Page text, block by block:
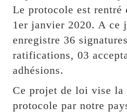
Le protocole est rentré
1er janvier 2020. A ce
enregistre 36
ratifications, 03
adhésions.
Ce projet de loi vise
protocole par notre